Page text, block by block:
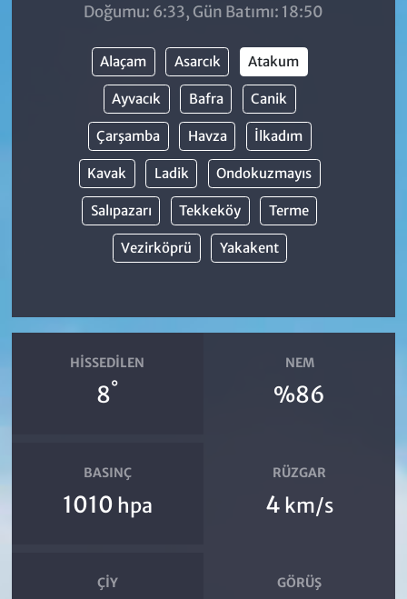
Doğumu: 6:33, Gün Batımı: 18:50
Alaçam Asarcık Atakum
Ayvacık Bafra Canik
Çarşamba Havza İlkadım
Kavak Ladik Ondokuzmayıs
Salıpazarı Tekkeköy Terme
Vezirköprü Yakakent
HISSEDILEN
8°
NEM
%86
BASINÇ
1010 hpa
RÜZGAR
4 km/s
ÇIY GÖRÜŞ